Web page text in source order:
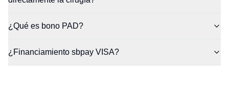
¿Qué es bono PAD?
¿Financiamiento sbpay VISA?